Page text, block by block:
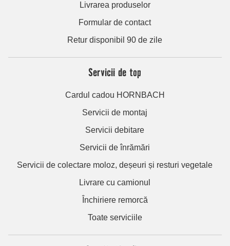
Livrarea produselor
Formular de contact
Retur disponibil 90 de zile
Servicii de top
Cardul cadou HORNBACH
Servicii de montaj
Servicii debitare
Servicii de înrămări
Servicii de colectare moloz, deșeuri și resturi vegetale
Livrare cu camionul
Închiriere remorcă
Toate serviciile